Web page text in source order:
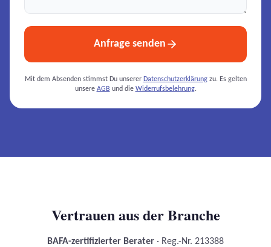
Anfrage senden
Mit dem Absenden stimmst Du unserer Datenschutzerklärungzu. Es gelten
unsere AGB und die Widerrufsbelehrung.
Vertrauen aus der Branche
BAFA-zertifizierter Berater · Reg.-Nr. 213388